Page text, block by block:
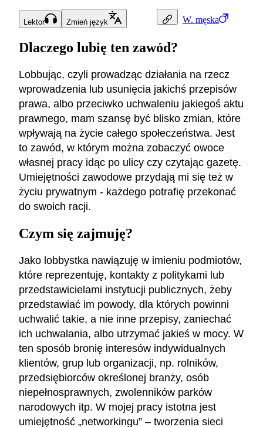
W. męska
Lektor Zmień język
Dlaczego lubię ten zawód?
Lobbując, czyli prowadząc działania na rzecz
wprowadzenia lub usunięcia jakichś przepisów
prawa, albo przeciwko uchwaleniu jakiegoś aktu
prawnego, mam szansę być blisko zmian, które
wpływają na życie całego społeczeństwa. Jest
to zawód, w którym można zobaczyć owoce
własnej pracy idąc po ulicy czy czytając gazetę.
Umiejętności zawodowe przydają mi się też w
życiu prywatnym - każdego potrafię przekonać
do swoich racji.
Czym się zajmuję?
Jako lobbystka nawiązuję w imieniu podmiotów,
które reprezentuję, kontakty z politykami lub
przedstawicielami instytucji publicznych, żeby
przedstawiać im powody, dla których powinni
uchwalić takie, a nie inne przepisy, zaniechać
ich uchwalania, albo utrzymać jakieś w mocy. W
ten sposób bronię interesów indywidualnych
klientów, grup lub organizacji, np. rolników,
przedsiębiorców określonej branży, osób
niepełnosprawnych, zwolenników parków
narodowych itp. W mojej pracy istotna jest
umiejętność „networkingu” – tworzenia sieci